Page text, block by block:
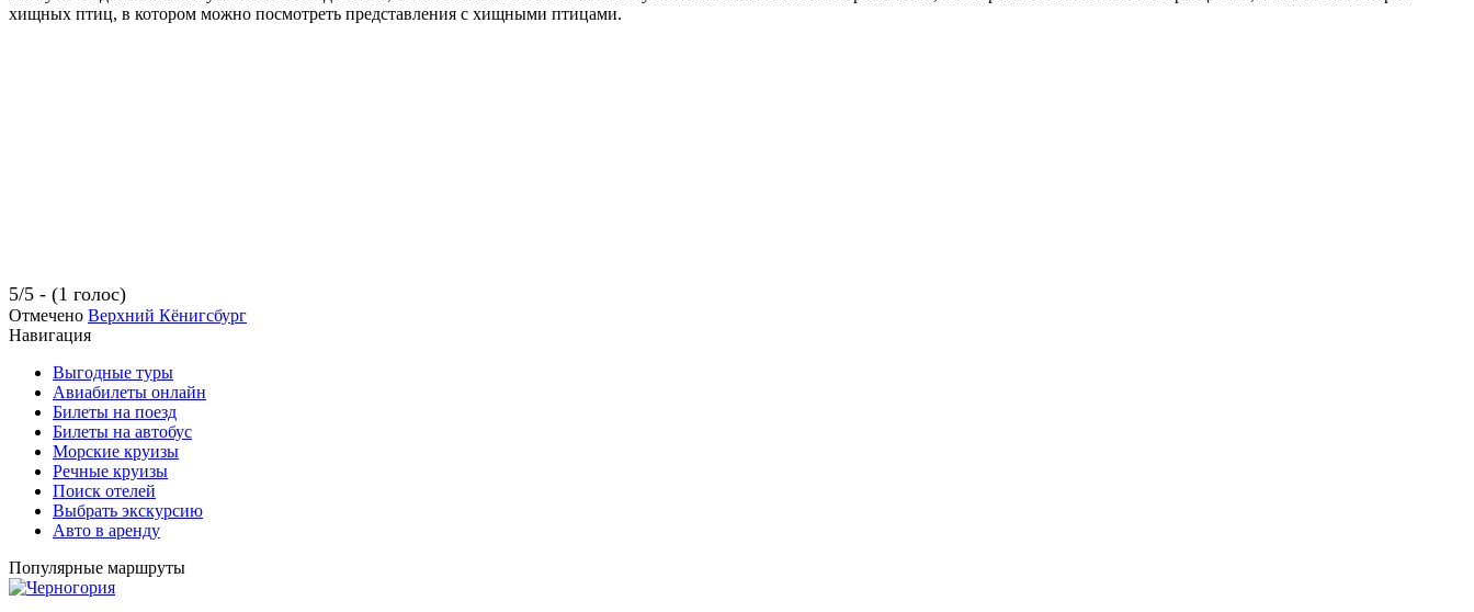
хищных птиц, в котором можно посмотреть представления с хищными птицами.
5/5 - (1 голос)
Отмечено Верхний Кёнигсбург
Навигация
Выгодные туры
Авиабилеты онлайн
Билеты на поезд
Билеты на автобус
Морские круизы
Речные круизы
Поиск отелей
Выбрать экскурсию
Авто в аренду
Популярные маршруты